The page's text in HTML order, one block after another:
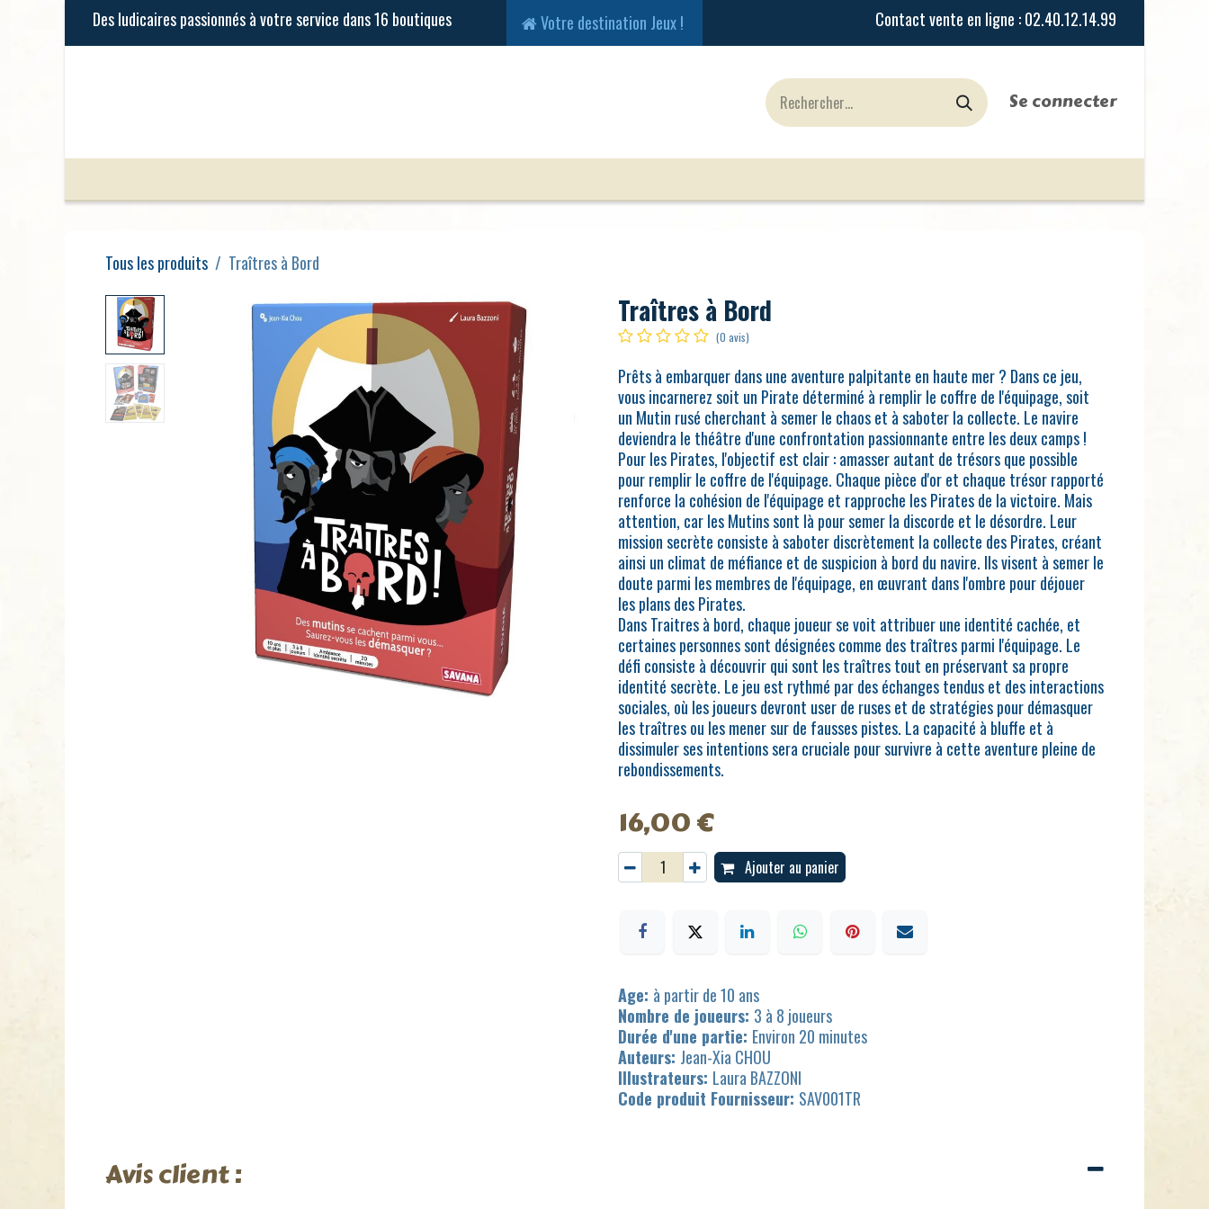
Se rendre au contenu
Votre destination Jeux !
Se connecter
Tous les produits Traîtres à Bord
Traîtres à Bord
(0 avis)
Prêts à embarquer dans une aventure palpitante en haute mer ? Dans ce jeu,
vous incarnerez soit un Pirate déterminé à remplir le coffre de l'équipage, soit
un Mutin rusé cherchant à semer le chaos et à saboter la collecte. Le navire
deviendra le théâtre d'une confrontation passionnante entre les deux camps !
Pour les Pirates, l'objectif est clair : amasser autant de trésors que possible
pour remplir le coffre de l'équipage. Chaque pièce d'or et chaque trésor rapporté
renforce la cohésion de l'équipage et rapproche les Pirates de la victoire. Mais
attention, car les Mutins sont là pour semer la discorde et le désordre. Leur
mission secrète consiste à saboter discrètement la collecte des Pirates, créant
ainsi un climat de méfiance et de suspicion à bord du navire. Ils visent à semer le
doute parmi les membres de l'équipage, en œuvrant dans l'ombre pour déjouer
les plans des Pirates.
Dans Traitres à bord, chaque joueur se voit attribuer une identité cachée, et
certaines personnes sont désignées comme des traîtres parmi l'équipage. Le
défi consiste à découvrir qui sont les traîtres tout en préservant sa propre
identité secrète. Le jeu est rythmé par des échanges tendus et des interactions
sociales, où les joueurs devront user de ruses et de stratégies pour démasquer
les traîtres ou les mener sur de fausses pistes. La capacité à bluffe et à
dissimuler ses intentions sera cruciale pour survivre à cette aventure pleine de
rebondissements.
16,00€
Ajouter au panier
Age: à partir de 10 ans
Nombre de joueurs: 3 à 8 joueurs
Durée d'une partie: Environ 20 minutes
Auteurs: Jean-Xia CHOU
Illustrateurs: Laura BAZZONI
Code produit Fournisseur: SAV001TR
Avis client :